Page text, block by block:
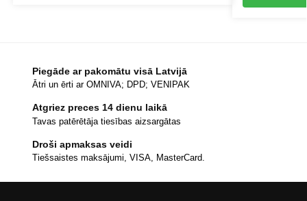
Piegāde ar pakomātu visā Latvijā
Ātri un ērti ar OMNIVA; DPD; VENIPAK
Atgriez preces 14 dienu laikā
Tavas patērētāja tiesības aizsargātas
Droši apmaksas veidi
Tiešsaistes maksājumi, VISA, MasterCard.